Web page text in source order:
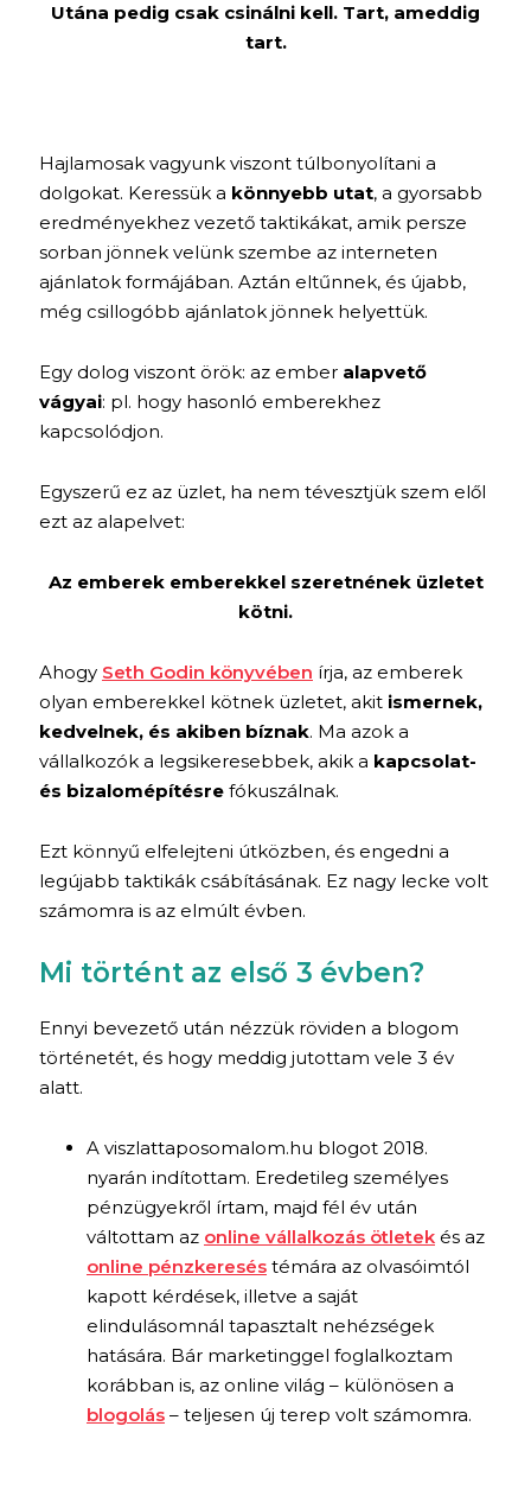
Utána pedig csak csinálni kell. Tart, ameddig
tart.
Hajlamosak vagyunk viszont túlbonyolítani a
dolgokat. Keressük a könnyebb utat, a gyorsabb
eredményekhez vezető taktikákat, amik persze
sorban jönnek velünk szembe az interneten
ajánlatok formájában. Aztán eltűnnek, és újabb,
még csillogóbb ajánlatok jönnek helyettük.
Egy dolog viszont örök: az ember alapvető
vágyai: pl. hogy hasonló emberekhez
kapcsolódjon.
Egyszerű ez az üzlet, ha nem tévesztjük szem elől
ezt az alapelvet:
Az emberek emberekkel szeretnének üzletet
kötni.
Ahogy Seth Godin könyvében írja, az emberek
olyan emberekkel kötnek üzletet, akit ismernek,
kedvelnek, és akiben bíznak. Ma azok a
vállalkozók a legsikeresebbek, akik a kapcsolat-
és bizalomépítésre fókuszálnak.
Ezt könnyű elfelejteni útközben, és engedni a
legújabb taktikák csábításának. Ez nagy lecke volt
számomra is az elmúlt évben.
Mi történt az első 3 évben?
Ennyi bevezető után nézzük röviden a blogom
történetét, és hogy meddig jutottam vele 3 év
alatt.
A viszlattaposomalom.hu blogot 2018.
nyarán indítottam. Eredetileg személyes
pénzügyekről írtam, majd fél év után
váltottam az online vállalkozás ötletek és az
online pénzkeresés témára az olvasóimtól
kapott kérdések, illetve a saját
elindulásomnál tapasztalt nehézségek
hatására. Bár marketinggel foglalkoztam
korábban is, az online világ – különösen a
blogolás – teljesen új terep volt számomra.